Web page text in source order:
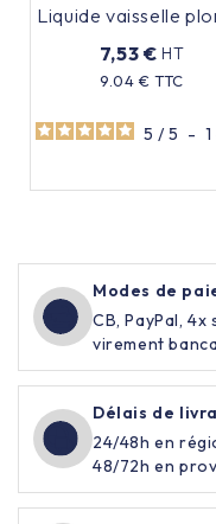
Liquide vaisselle
- Parfum citron - 5L
7,53 € HT
9.04 € TTC
5 / 5 - 1
Modes de
CB, PayPal,
virement
Délais de
24/48h en
48/72h en